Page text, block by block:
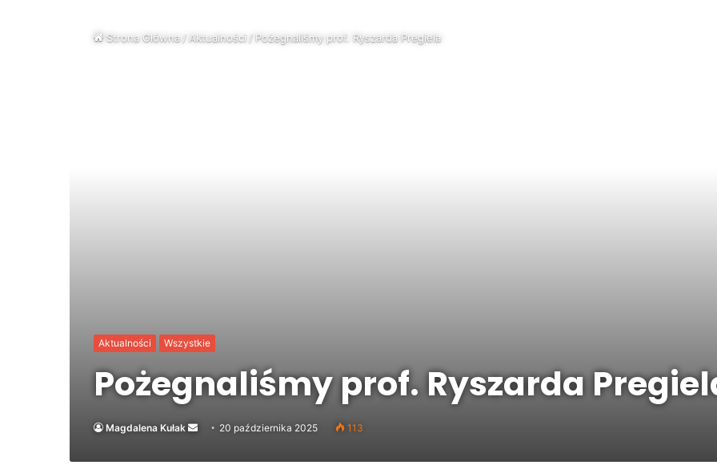
Strona Główna/ Aktualności/Pożegnaliśmy prof. Ryszarda Pregiela
Aktualności Wszystkie
Pożegnaliśmy prof. Ryszarda
Magdalena Kułak
Send
email
20 października 2025 113